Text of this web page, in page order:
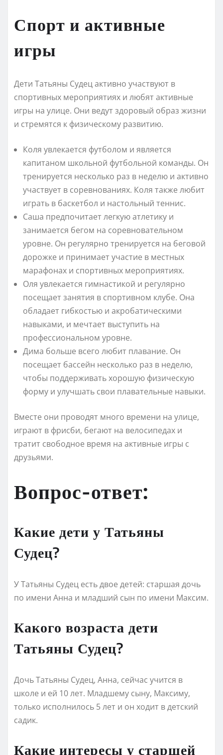
Спорт и активные
игры
Дети Татьяны Судец активно участвуют в
спортивных мероприятиях и любят активные
игры на улице. Они ведут здоровый образ жизни
и стремятся к физическому развитию.
Коля увлекается футболом и является
капитаном школьной футбольной команды. Он
тренируется несколько раз в неделю и активно
участвует в соревнованиях. Коля также любит
играть в баскетбол и настольный теннис.
Саша предпочитает легкую атлетику и
занимается бегом на соревновательном
уровне. Он регулярно тренируется на беговой
дорожке и принимает участие в местных
марафонах и спортивных мероприятиях.
Оля увлекается гимнастикой и регулярно
посещает занятия в спортивном клубе. Она
обладает гибкостью и акробатическими
навыками, и мечтает выступить на
профессиональном уровне.
Дима больше всего любит плавание. Он
посещает бассейн несколько раз в неделю,
чтобы поддерживать хорошую физическую
форму и улучшать свои плавательные навыки.
Вместе они проводят много времени на улице,
играют в фрисби, бегают на велосипедах и
тратит свободное время на активные игры с
друзьями.
Вопрос-ответ:
Какие дети у Татьяны
Судец?
У Татьяны Судец есть двое детей: старшая дочь
по имени Анна и младший сын по имени Максим.
Какого возраста дети
Татьяны Судец?
Дочь Татьяны Судец, Анна, сейчас учится в
школе и ей 10 лет. Младшему сыну, Максиму,
только исполнилось 5 лет и он ходит в детский
садик.
Какие интересы у старшей